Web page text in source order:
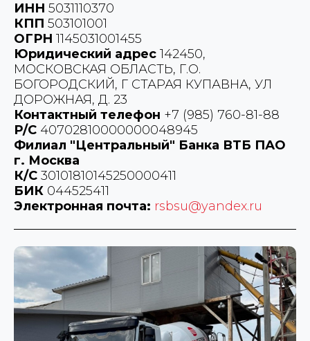
ИНН 5031110370
КПП 503101001
ОГРН 1145031001455
Юридический адрес 142450,
МОСКОВСКАЯ ОБЛАСТЬ, Г.О.
БОГОРОДСКИЙ, Г СТАРАЯ КУПАВНА, УЛ
ДОРОЖНАЯ, Д. 23
Контактный телефон +7 (985) 760-81-88
Р/С 40702810000000048945
Филиал "Центральный" Банка ВТБ ПАО
г. Москва
К/С 30101810145250000411
БИК 044525411
Электронная почта: rsbsu@yandex.ru